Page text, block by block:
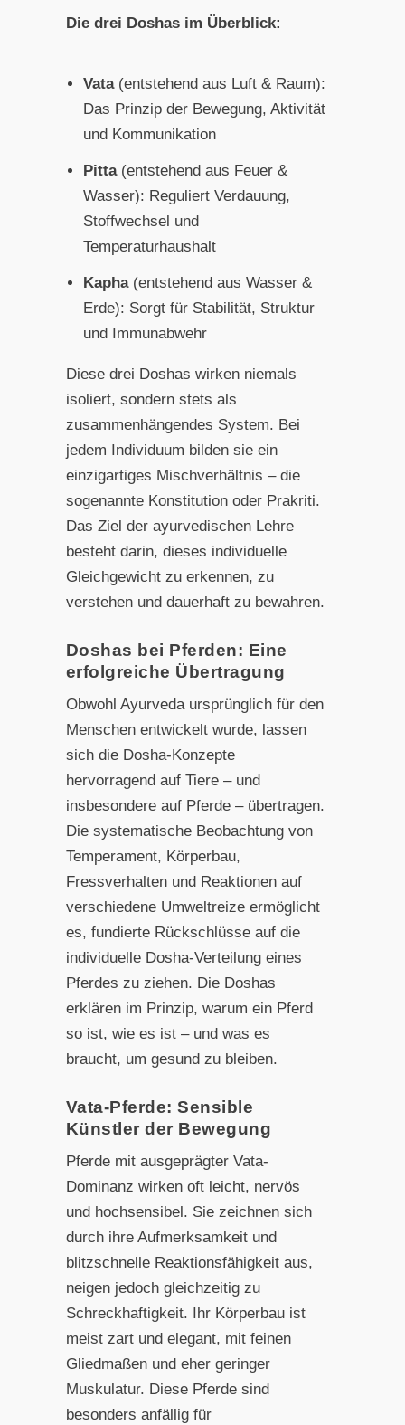
Die drei Doshas im Überblick:
Vata(entstehend aus Luft & Raum):
Das Prinzip der Bewegung, Aktivität
und Kommunikation
Pitta(entstehend aus Feuer &
Wasser): Reguliert Verdauung,
Stoffwechsel und
Temperaturhaushalt
Kapha(entstehend aus Wasser &
Erde): Sorgt für Stabilität, Struktur
und Immunabwehr
Diese drei Doshas wirken niemals
isoliert, sondern stets als
zusammenhängendes System. Bei
jedem Individuum bilden sie ein
einzigartiges Mischverhältnis – die
sogenannte Konstitution oder Prakriti.
Das Ziel der ayurvedischen Lehre
besteht darin, dieses individuelle
Gleichgewicht zu erkennen, zu
verstehen und dauerhaft zu bewahren.
Doshas bei Pferden: Eine
erfolgreiche Übertragung
Obwohl Ayurveda ursprünglich für den
Menschen entwickelt wurde, lassen
sich die Dosha-Konzepte
hervorragend auf Tiere – und
insbesondere auf Pferde – übertragen.
Die systematische Beobachtung von
Temperament, Körperbau,
Fressverhalten und Reaktionen auf
verschiedene Umweltreize ermöglicht
es, fundierte Rückschlüsse auf die
individuelle Dosha-Verteilung eines
Pferdes zu ziehen. Die Doshas
erklären im Prinzip, warum ein Pferd
so ist, wie es ist – und was es
braucht, um gesund zu bleiben.
Vata-Pferde: Sensible
Künstler der Bewegung
Pferde mit ausgeprägter Vata-
Dominanz wirken oft leicht, nervös
und hochsensibel. Sie zeichnen sich
durch ihre Aufmerksamkeit und
blitzschnelle Reaktionsfähigkeit aus,
neigen jedoch gleichzeitig zu
Schreckhaftigkeit. Ihr Körperbau ist
meist zart und elegant, mit feinen
Gliedmaßen und eher geringer
Muskulatur. Diese Pferde sind
besonders anfällig für